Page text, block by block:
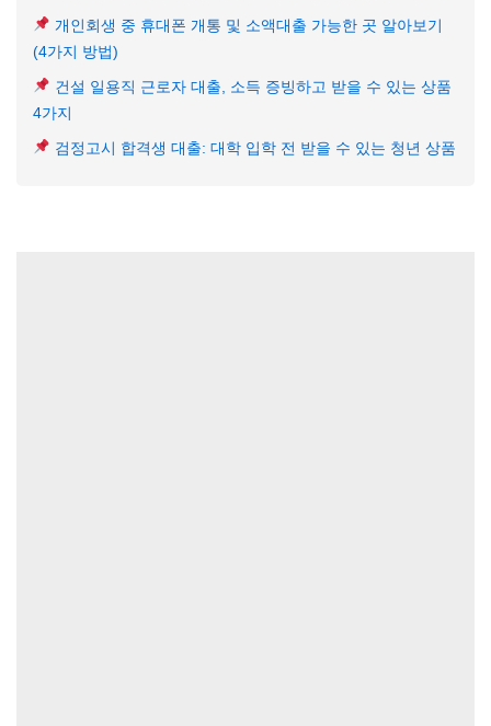
개인회생 중 휴대폰 개통 및 소액대출 가능한 곳 알아보기
(4가지 방법)
건설 일용직 근로자 대출, 소득 증빙하고 받을 수 있는 상품
4가지
검정고시 합격생 대출: 대학 입학 전 받을 수 있는 청년 상품